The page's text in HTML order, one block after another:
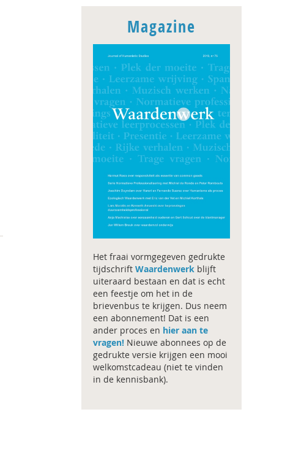
Magazine
Het fraai vormgegeven gedrukte
tijdschrift Waardenwerkblijft
uiteraard bestaan en dat is echt
een feestje om het in de
brievenbus te krijgen. Dus neem
een abonnement! Dat is een
ander proces en hier aan te
vragen!Nieuwe abonnees op de
gedrukte versie krijgen een mooi
welkomstcadeau (niet te vinden
in de kennisbank).